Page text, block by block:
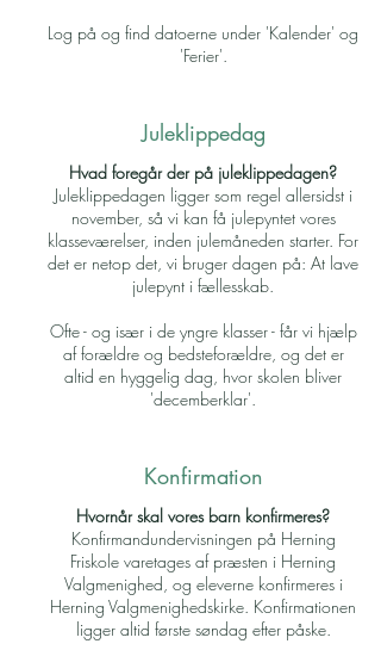
Log på og find datoerne under 'Kalender' og
'Ferier'.
Juleklippedag
Hvad foregår der på juleklippedagen?
Juleklippedagen ligger som regel allersidst i
november, så vi kan få julepyntet vores
klasseværelser, inden julemåneden starter. For
det er netop det, vi bruger dagen på: At lave
julepynt i fællesskab.
Ofte - og især i de yngre klasser - får vi hjælp
af forældre og bedsteforældre, og det er
altid en hyggelig dag, hvor skolen bliver
'decemberklar'.
Konfirmation
Hvornår skal vores barn konfirmeres?
Konfirmandundervisningen på Herning
Friskole varetages af præsten i Herning
Valgmenighed, og eleverne konfirmeres i
Herning Valgmenighedskirke. Konfirmationen
ligger altid første søndag efter påske.